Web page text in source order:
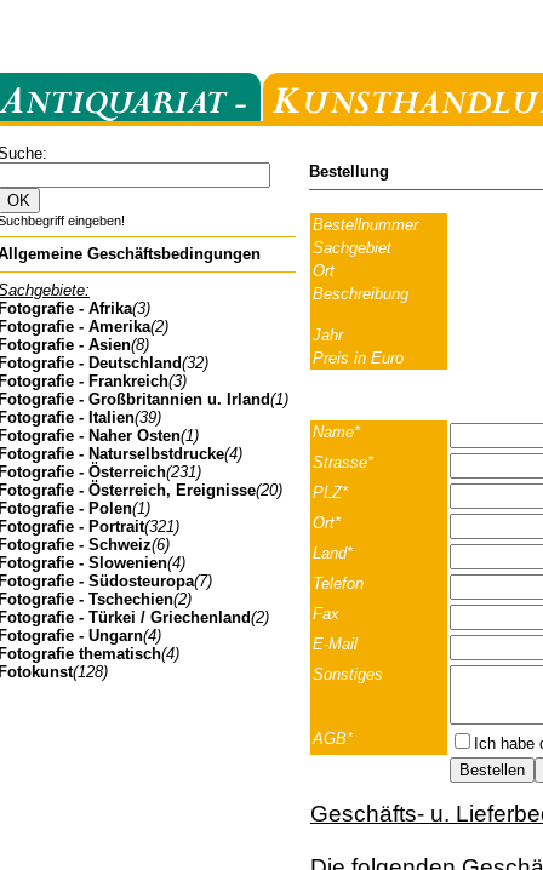
eingeben!
Geschäftsbedingungen
- Afrika(3)
- Amerika(2)
- Asien(8)
- Deutschland(32)
- Frankreich(3)
- Großbritannien u. Irland(1)
- Italien(39)
- Naher Osten(1)
- Naturselbstdrucke(4)
- Österreich(231)
- Österreich, Ereignisse(20)
- Polen(1)
- Portrait(321)
- Schweiz(6)
- Slowenien(4)
- Südosteuropa(7)
- Tschechien(2)
- Türkei / Griechenland(2)
- Ungarn(4)
thematisch(4)
(128)
Bestellung
Bestellnummer
Sachgebiet
Ort
Beschreibung
Jahr
Preis in Euro
Name*
Strasse*
PLZ*
Ort*
Land*
Telefon
Fax
E-Mail
Sonstiges
AGB* Ich habe
Geschäfts- u.